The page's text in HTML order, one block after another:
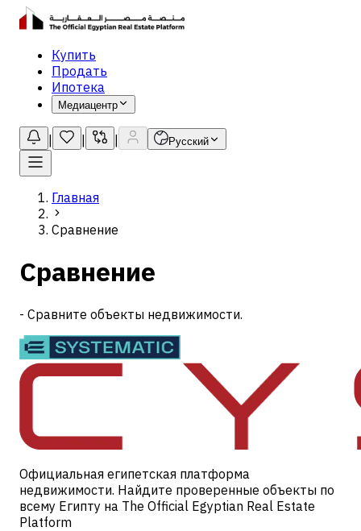
Купить
Продать
Ипотека
Медиацентр
Русский
Главная
Сравнение
Сравнение
- Сравните объекты недвижимости.
Официальная египетская платформа
недвижимости. Найдите проверенные объекты по
всему Египту на The Official Egyptian Real Estate
Platform